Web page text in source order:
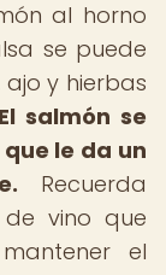
al horno
se puede
y hierbas
El salmón se
le da un
Recuerda
vino que
el